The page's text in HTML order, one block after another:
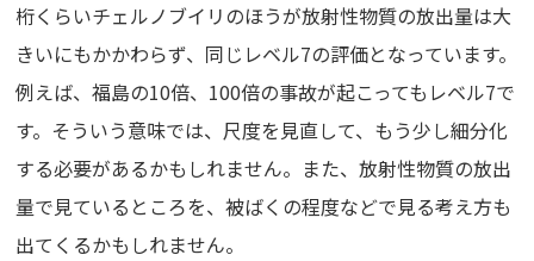
桁くらいチェルノブイリのほうが放射性物質の放出量は大
きいにもかかわらず、同じレベル7の評価となっています。
例えば、福島の10倍、100倍の事故が起こってもレベル7で
す。そういう意味では、尺度を見直して、もう少し細分化
する必要があるかもしれません。また、放射性物質の放出
量で見ているところを、被ばくの程度などで見る考え方も
出てくるかもしれません。